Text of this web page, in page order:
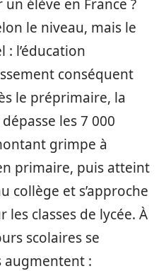
élève en France ?
le niveau, mais le
: l’éducation
conséquent
le préprimaire, la
dépasse les 7 000
grimpe à
primaire, puis atteint
collège et s’approche
les classes de lycée. À
scolaires se
augmentent :